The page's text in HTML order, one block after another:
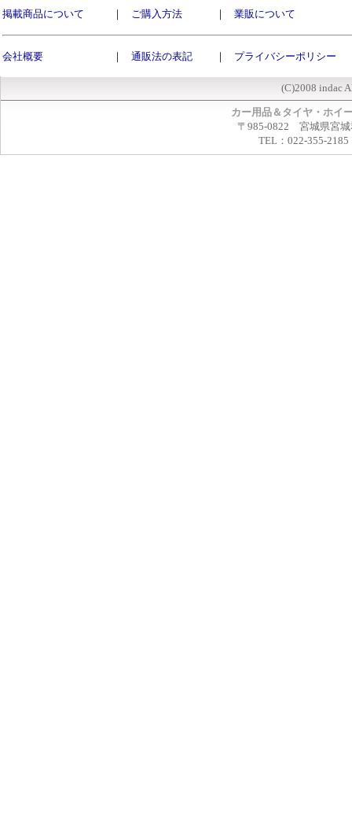
掲載商品について ｜ ご購入方法 ｜ 業販について
会社概要 ｜ 通販法の表記 ｜ プライバシーポリシー
(C)2008 indac
カー用品＆タイヤ・ホイ
〒985-0822 宮城県宮城
TEL：022-355-